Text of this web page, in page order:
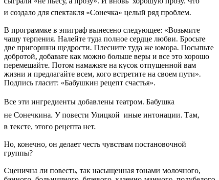
и создало для спектакля «Сонечка» целый ряд проблем.
В программке в эпиграф вынесено следующее: «Возьмите
чашу терпения. Налейте туда полное сердце любви. Бросьте
две пригоршни щедрости. Плесните туда же юмора. Посыпьте
добротой, добавьте как можно больше веры и все это хорошо
перемешайте. Потом намажьте на кусок отпущенной вам
жизни и предлагайте всем, кого встретите на своем пути».
Подпись гласит: «Бабушкин рецепт счастья».
Все эти ингредиенты добавлены театром. Бабушка 
не Сонечкина. У повести Улицкой  иные интонации. Там,
в тексте, этого рецепта нет.
Но, конечно, он делает честь чувствам постановочной
группы?
Сценична ли повесть, так насыщенная тонами молочного,